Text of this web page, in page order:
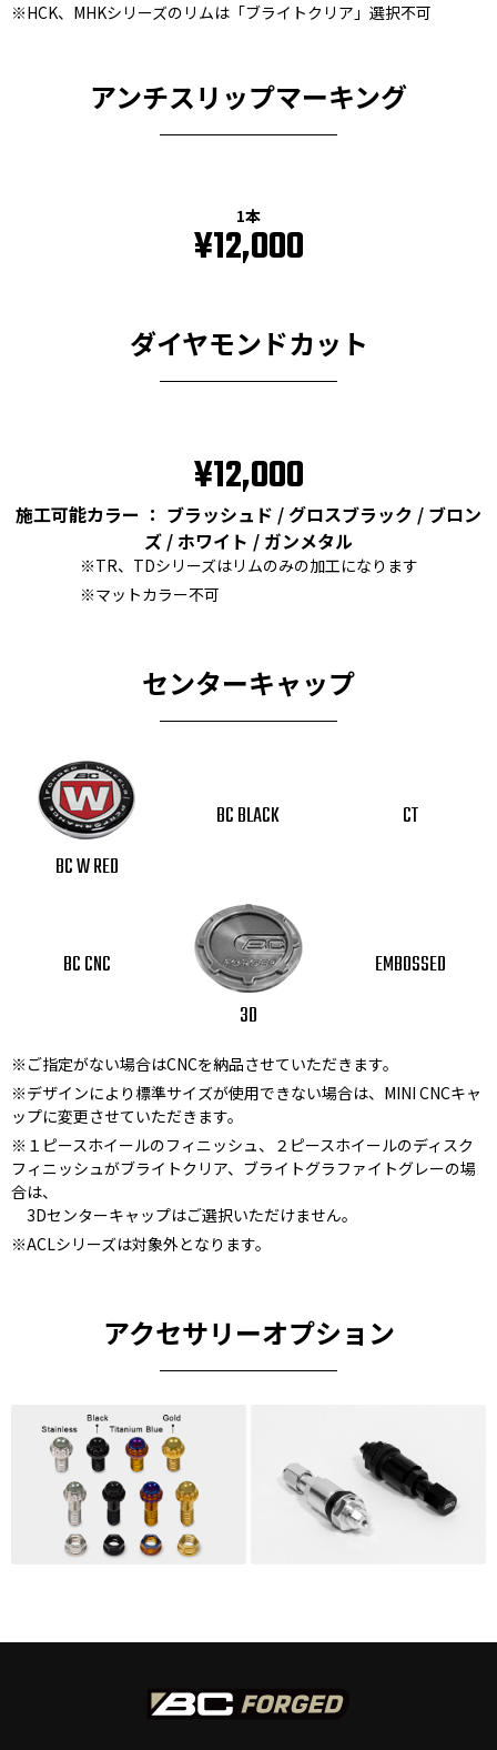
※HCK、MHKシリーズのリムは「ブライトクリア」選択不可
アンチスリップマーキング
1本
¥12,000
ダイヤモンドカット
¥12,000
施工可能カラー ： ブラッシュド / グロスブラック / ブロン
ズ / ホワイト / ガンメタル
※TR、TDシリーズはリムのみの加工になります
※マットカラー不可
センターキャップ
BC W RED
BC BLACK CT
BC CNC
3D
EMBOSSED
※ご指定がない場合はCNCを納品させていただきます。
※デザインにより標準サイズが使用できない場合は、MINI CNCキャ
ップに変更させていただきます。
※１ピースホイールのフィニッシュ、２ピースホイールのディスク
フィニッシュがブライトクリア、ブライトグラファイトグレーの場
合は、
3Dセンターキャップはご選択いただけません。
※ACLシリーズは対象外となります。
アクセサリーオプション